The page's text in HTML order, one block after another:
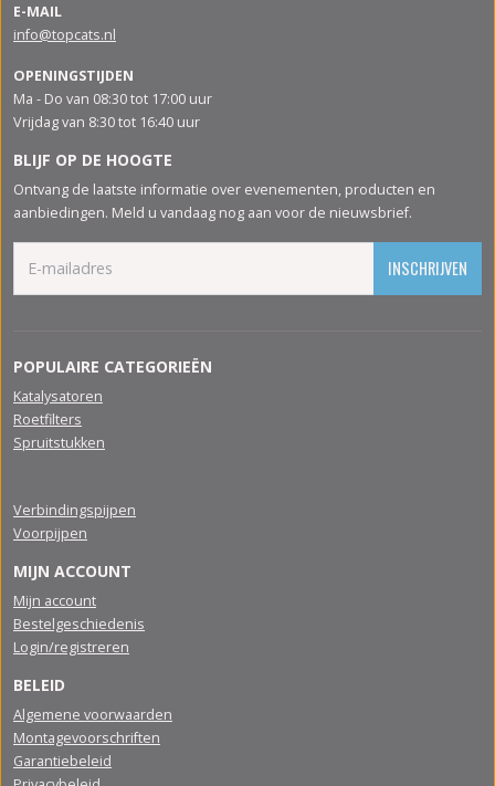
E-MAIL
info@topcats.nl
OPENINGSTIJDEN
Ma - Do van 08:30 tot 17:00 uur
Vrijdag van 8:30 tot 16:40 uur
BLIJF OP DE HOOGTE
Ontvang de laatste informatie over evenementen, producten en
aanbiedingen. Meld u vandaag nog aan voor de nieuwsbrief.
INSCHRIJVEN
POPULAIRE CATEGORIEËN
Katalysatoren
Roetfilters
Spruitstukken
Verbindingspijpen
Voorpijpen
MIJN ACCOUNT
Mijn account
Bestelgeschiedenis
Login/registreren
BELEID
Algemene voorwaarden
Montagevoorschriften
Garantiebeleid